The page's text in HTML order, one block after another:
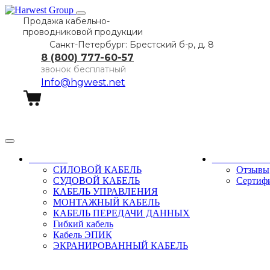
Продажа кабельно-
проводниковой продукции
Санкт-Петербург: Брестский б-р, д. 8
8 (800) 777-60-57
звонок бесплатный
Info@hgwest.net
СИЛОВОЙ КАБЕЛЬ
СУДОВОЙ КАБЕЛЬ
КАБЕЛЬ УПРАВЛЕНИЯ
МОНТАЖНЫЙ КАБЕЛЬ
КАБЕЛЬ ПЕРЕДАЧИ ДАННЫХ
Гибкий кабель
Кабель ЭПИК
ЭКРАНИРОВАННЫЙ КАБЕЛЬ
Отзывы